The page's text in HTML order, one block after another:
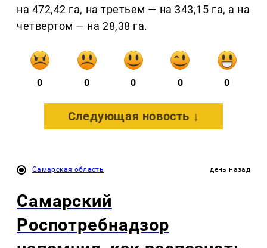
на 472,42 га, на третьем — на 343,15 га, а на
четвертом — на 28,38 га.
0 0 0 0 0
Следующая новость ↓
Самарская область день назад
Самарский
Роспотребнадзор